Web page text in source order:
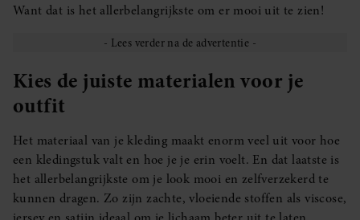
Want dat is het allerbelangrijkste om er mooi uit te zien!
Kies de juiste materialen voor je
outfit
Het materiaal van je kleding maakt enorm veel uit voor hoe
een kledingstuk valt en hoe je je erin voelt. En dat laatste is
het allerbelangrijkste om je look mooi en zelfverzekerd te
kunnen dragen. Zo zijn zachte, vloeiende stoffen als viscose,